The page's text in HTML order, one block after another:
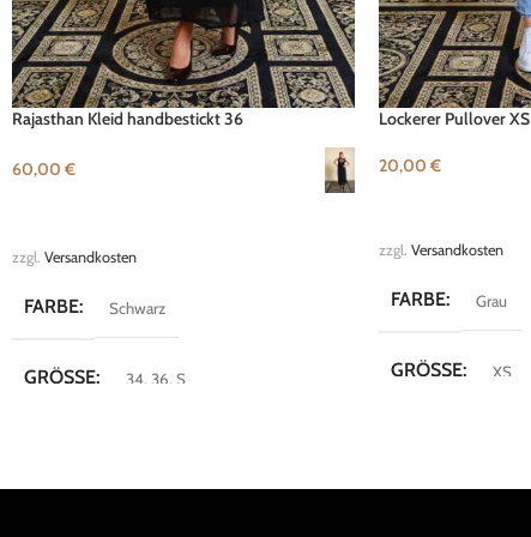
Rajasthan Kleid handbestickt 36
60,00 €
zzgl. Versandkosten
FARBE Schwarz
GRÖSSE 34, 36, S
Lockerer Pullover XS
20,00 €
zzgl. Versandkosten
FARBE Grau
GRÖSSE XS